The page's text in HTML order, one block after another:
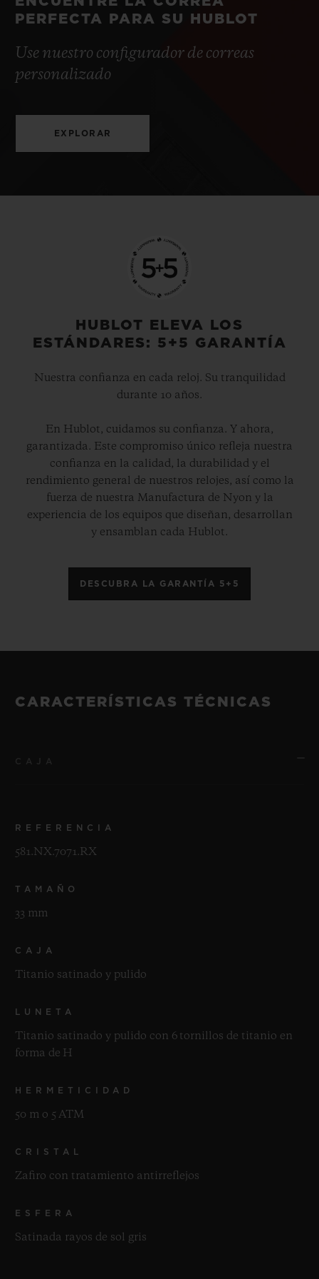
PERFECTA PARA SU HUBLOT
Use nuestro configurador de correas
personalizado
EXPLORAR
HUBLOT ELEVA LOS
ESTÁNDARES: 5+5 GARANTÍA
Nuestra confianza en cada reloj. Su tranquilidad
durante 10 años.
En Hublot, cuidamos su confianza. Y ahora,
garantizada. Este compromiso único refleja nuestra
confianza en la calidad, la durabilidad y el
rendimiento general de nuestros relojes, así como la
fuerza de nuestra Manufactura de Nyon y la
experiencia de los equipos que diseñan, desarrollan
y ensamblan cada Hublot.
DESCUBRA LA GARANTÍA 5+5
CARACTERÍSTICAS TÉCNICAS
REFERENCIA
581.NX.7071.RX
TAMAÑO
33 mm
CAJA
Titanio satinado y pulido
LUNETA
Titanio satinado y pulido con 6 tornillos de titanio en
forma de H
HERMETICIDAD
50 m o 5 ATM
CRISTAL
Zafiro con tratamiento antirreflejos
ESFERA
Satinada rayos de sol gris